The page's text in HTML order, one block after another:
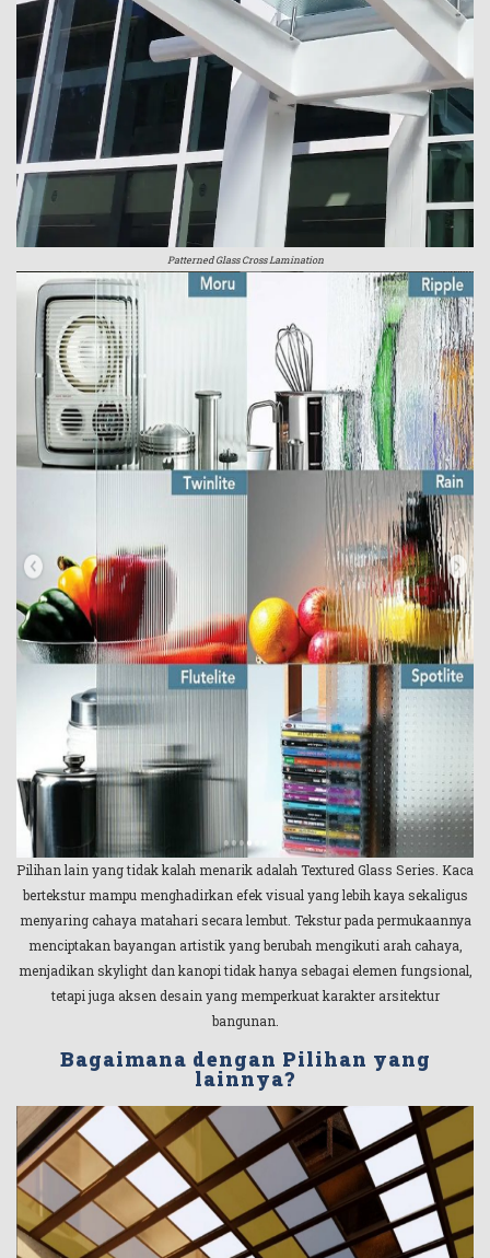
Patterned Glass Cross Lamination
Pilihan lain yang tidak kalah menarik adalah Textured Glass Series. Kaca
bertekstur mampu menghadirkan efek visual yang lebih kaya sekaligus
menyaring cahaya matahari secara lembut. Tekstur pada permukaannya
menciptakan bayangan artistik yang berubah mengikuti arah cahaya,
menjadikan skylight dan kanopi tidak hanya sebagai elemen fungsional,
tetapi juga aksen desain yang memperkuat karakter arsitektur
bangunan.
Bagaimana dengan Pilihan yang
lainnya?